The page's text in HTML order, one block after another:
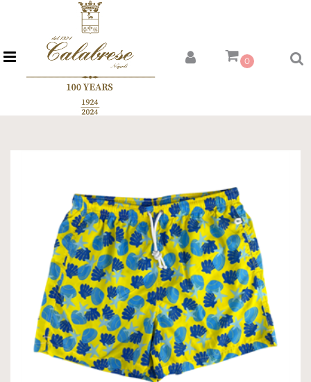
Open menu 0